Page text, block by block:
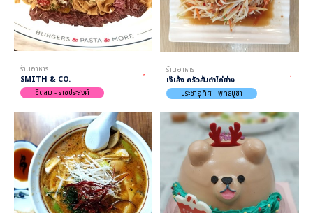
ร้านอาหาร
SMITH & CO.
ชิดลม - ราชประสงค์
ร้านอาหาร
เจ๊เล้ง ครัวส้มตำไก่ย่าง
ประชาอุทิศ - พุทธบูชา